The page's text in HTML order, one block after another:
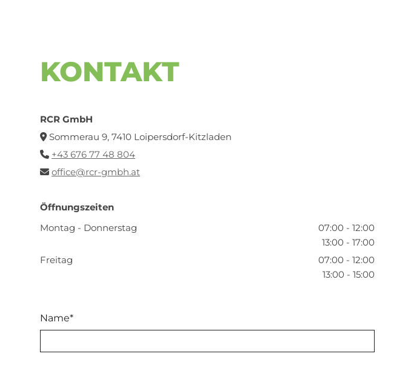
KONTAKT
RCR GmbH
Sommerau 9, 7410 Loipersdorf-Kitzladen
 +43 676 77 48 804
 office@rcr-gmbh.at
Öffnungszeiten
Montag - Donnerstag
07:00 - 12:00
13:00 - 17:00
Freitag
07:00 - 12:00
13:00 - 15:00
Name*